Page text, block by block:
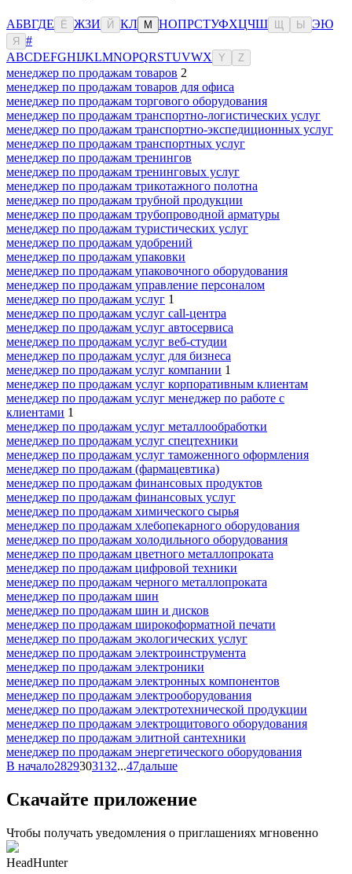
АБВГДЕ Ё ЖЗИ Й КЛ М НОПРСТУФХЦЧШ Ы ЭЮ
Я
#
ABCDEFGHIJKLMNOPQRSTUVWX Y Z
менеджер по продажам товаров 2
менеджер по продажам товаров для офиса
менеджер по продажам торгового оборудования
менеджер по продажам транспортно-логистических услуг
менеджер по продажам транспортно-экспедиционных услуг
менеджер по продажам транспортных услуг
менеджер по продажам тренингов
менеджер по продажам тренинговых услуг
менеджер по продажам трикотажного полотна
менеджер по продажам трубной продукции
менеджер по продажам трубопроводной арматуры
менеджер по продажам туристических услуг
менеджер по продажам удобрений
менеджер по продажам упаковки
менеджер по продажам упаковочного оборудования
менеджер по продажам управление персоналом
менеджер по продажам услуг 1
менеджер по продажам услуг call-центра
менеджер по продажам услуг автосервиса
менеджер по продажам услуг веб-студии
менеджер по продажам услуг для бизнеса
менеджер по продажам услуг компании 1
менеджер по продажам услуг корпоративным клиентам
менеджер по продажам услуг менеджер по работе с
клиентами 1
менеджер по продажам услуг металлообработки
менеджер по продажам услуг спецтехники
менеджер по продажам услуг таможенного оформления
менеджер по продажам (фармацевтика)
менеджер по продажам финансовых продуктов
менеджер по продажам финансовых услуг
менеджер по продажам химического сырья
менеджер по продажам хлебопекарного оборудования
менеджер по продажам холодильного оборудования
менеджер по продажам цветного металлопроката
менеджер по продажам цифровой техники
менеджер по продажам черного металлопроката
менеджер по продажам шин
менеджер по продажам шин и дисков
менеджер по продажам широкоформатной печати
менеджер по продажам экологических услуг
менеджер по продажам электроинструмента
менеджер по продажам электроники
менеджер по продажам электронных компонентов
менеджер по продажам электрооборудования
менеджер по продажам электротехнической продукции
менеджер по продажам электрощитового оборудования
менеджер по продажам элитной сантехники
менеджер по продажам энергетического оборудования
В начало2829303132...47дальше
Скачайте приложение
Чтобы получать уведомления о приглашениях мгновенно
HeadHunter